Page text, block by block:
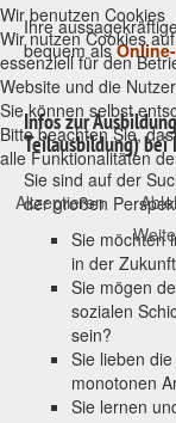
Ihre
bequem als
Infos zur
Teilausbildung) bei
Sie sind auf der
der großen
Sie möchten
in der
Sie mögen
sozialen
sein?
Sie lieben
monotonen
Sie lernen
Wir benutzen Cookies
Wir nutzen Cookies
essenziell für den
Website und die
Sie können selbst
Bitte beachten Sie,
alle Funktionalitäten
Akzeptieren